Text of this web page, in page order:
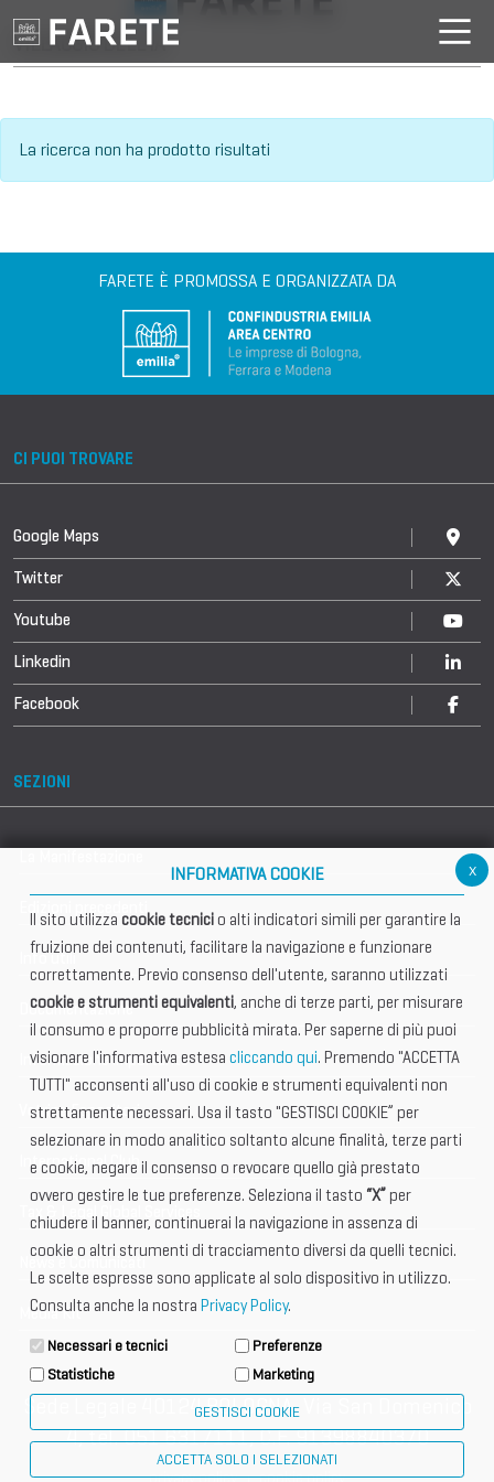
VILLAGGIO DELL'IA
La ricerca non ha prodotto risultati
FARETE È PROMOSSA E ORGANIZZATA DA
CI PUOI TROVARE
Google Maps
Twitter
Youtube
Linkedin
Facebook
SEZIONI
Info utili
Documentazione
Informazione importante
Vetrina Espositori
International Club
Tax & Legal Global Services
News e Comunicati
Media Kit
Sede Legale 40124 BOLOGNA, Via San Domenico
4, tel. 051 6317111, C.F. 91398840370
privacy policy cookie policy
x
INFORMATIVA COOKIE
Il sito utilizza cookie tecnicio alti indicatori simili per garantire la
fruizione dei contenuti, facilitare la navigazione e funzionare
correttamente. Previo consenso dell'utente, saranno utilizzati
cookie e strumenti equivalenti, anche di terze parti, per misurare
il consumo e proporre pubblicità mirata. Per saperne di più puoi
visionare l'informativa estesa cliccando qui. Premendo "ACCETTA
TUTTI" acconsenti all'uso di cookie e strumenti equivalenti non
strettamente necessari. Usa il tasto "GESTISCI COOKIE” per
selezionare in modo analitico soltanto alcune finalità, terze parti
e cookie, negare il consenso o revocare quello già prestato
ovvero gestire le tue preferenze. Seleziona il tasto “X” per
chiudere il banner, continuerai la navigazione in assenza di
cookie o altri strumenti di tracciamento diversi da quelli tecnici.
Le scelte espresse sono applicate al solo dispositivo in utilizzo.
Consulta anche la nostra Privacy Policy.
Necessari e tecnici
Preferenze
Statistiche
Marketing
GESTISCI COOKIE
ACCETTA SOLO I SELEZIONATI